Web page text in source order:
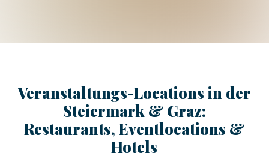
Schloss
Veranstaltungs-Locations in der
Steiermark & Graz:
Restaurants, Eventlocations &
Hotels